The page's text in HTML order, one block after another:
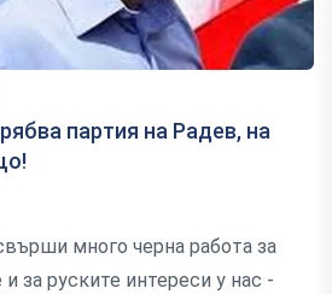
партия на Радев, на
много черна работа за
за руските интереси у нас -